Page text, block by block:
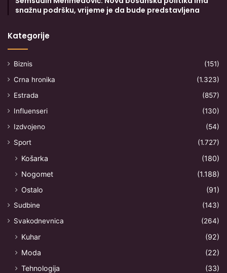
snažnu podršku, vrijeme je da bude predstavljena
Kategorije
Biznis
(151)
Crna hronika
(1.323)
Estrada
(857)
Influenseri
(130)
Izdvojeno
(54)
Sport
(1.727)
Košarka
(180)
Nogomet
(1.188)
Ostalo
(91)
Sudbine
(143)
Svakodnevnica
(264)
Kuhar
(92)
Moda
(22)
Tehnologija
(33)